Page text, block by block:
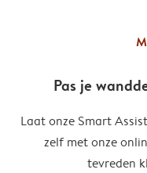
Pas je
Laat onze Smart
zelf met onze
tevreden